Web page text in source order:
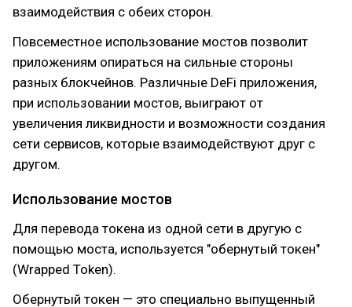
взаимодействия с обеих сторон.
Повсеместное использование мостов позволит
приложениям опираться на сильные стороны
разных блокчейнов. Различные DeFi приложения,
при использовании мостов, выиграют от
увеличения ликвидности и возможности создания
сети сервисов, которые взаимодействуют друг с
другом.
Использование мостов
Для перевода токена из одной сети в другую с
помощью моста, используется "обернутый токен"
(Wrapped Token).
Обернутый токен — это специально выпущенный